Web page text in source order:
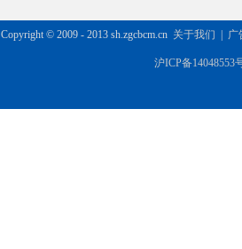
Copyright © 2009 - 2013 sh.zgcbcm.cn 关于我们 广
沪ICP备14048553